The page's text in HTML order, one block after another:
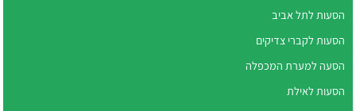
הסעות לתל אביב
הסעות לקברי צדיקים
הסעה למערת המכפלה
הסעות לאילת